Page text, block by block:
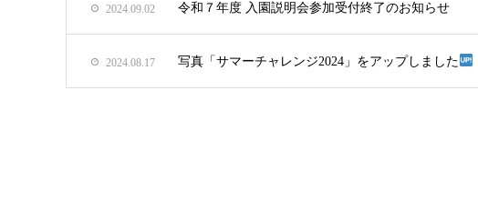
2024.09.02 令和７年度 入園説明会参加受付終了のお知らせ
2024.08.17 写真「サマーチャレンジ2024」をアップしました